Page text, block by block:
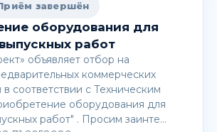
завершён
оборудования для
работ
объявляет отбор на
коммерческих
соответствии с Техническим
оборудования для
работ" . Просим заинте…